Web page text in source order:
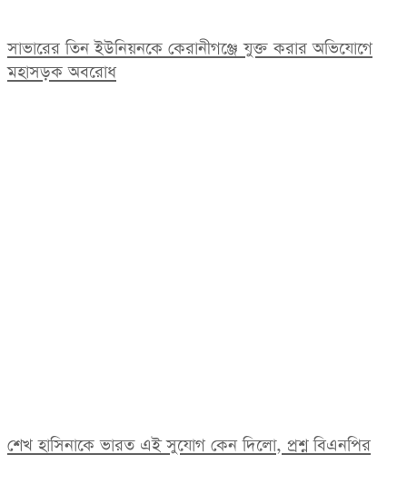
সাভারের তিন ইউনিয়নকে কেরানীগঞ্জে যুক্ত করার অভিযোগে
মহাসড়ক অবরোধ
শেখ হাসিনাকে ভারত এই সুযোগ কেন দিলো, প্রশ্ন বিএনপির